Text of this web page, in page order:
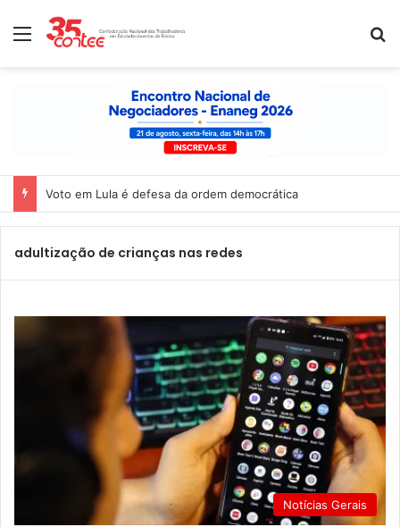
Menu
Voto em Lula é defesa da ordem democrática
adultização de crianças nas redes
Notícias Gerais